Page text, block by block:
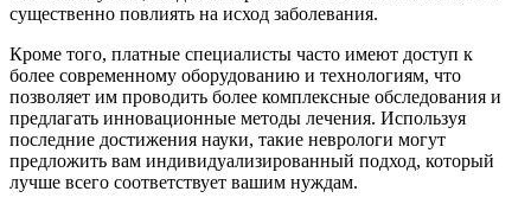
существенно повлиять на исход заболевания.
Кроме того, платные специалисты часто имеют доступ к
более современному оборудованию и технологиям, что
позволяет им проводить более комплексные обследования и
предлагать инновационные методы лечения. Используя
последние достижения науки, такие неврологи могут
предложить вам индивидуализированный подход, который
лучше всего соответствует вашим нуждам.